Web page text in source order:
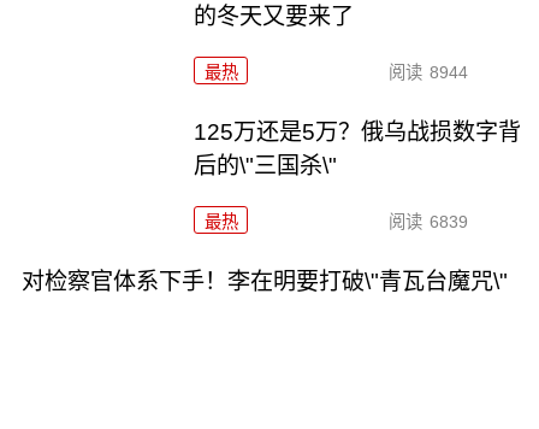
的冬天又要来了
最热 阅读 8944
125万还是5万？俄乌战损数字背
后的\"三国杀\"
最热 阅读 6839
对检察官体系下手！李在明要打破\"青瓦台魔咒\"